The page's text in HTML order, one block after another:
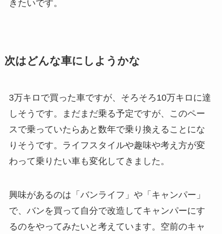
きたいです。
次はどんな車にしようかな
3万キロで買った車ですが、そろそろ10万キロに達
しそうです。まだまだ乗る予定ですが、このペー
スで乗っていたらあと数年で乗り換えることにな
りそうです。ライフスタイルや趣味や考え方が変
わって乗りたい車も変化してきました。
興味があるのは「バンライフ」や「キャンパー」
で、バンを買って自分で改造してキャンパーにす
るのをやってみたいと考えています。空前のキャ